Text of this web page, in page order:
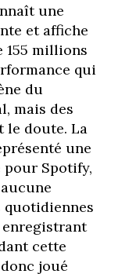
une
et affiche
155 millions
qui
du
mais des
le doute. La
une
Spotify,
quotidiennes
cette
joué